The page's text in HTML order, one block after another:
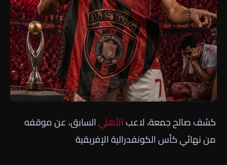
كشف صالح جمعة، لاعبالأهليالسابق، عن موقفه
من نهائي كأس الكونفدرالية الإفريقية